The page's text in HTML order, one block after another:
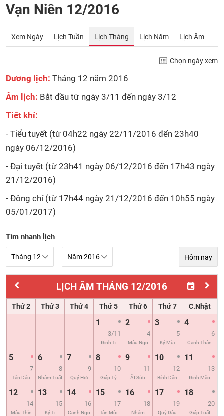
Vạn Niên 12/2016
Xem Ngày Lịch Tuần Lịch Tháng Lịch Năm Lịch Âm
Chọn ngày xem
Dương lịch: Tháng 12 năm 2016
Âm lịch: Bắt đầu từ ngày 3/11 đến ngày 3/12
Tiết khí:
- Tiểu tuyết (từ 04h22 ngày 22/11/2016 đến 23h40
ngày 06/12/2016)
- Đại tuyết (từ 23h41 ngày 06/12/2016 đến 17h43 ngày
21/12/2016)
- Đông chí (từ 17h44 ngày 21/12/2016 đến 10h55 ngày
05/01/2017)
Tìm nhanh lịch
Hôm nay
LỊCH ÂM THÁNG 12/2016
Thứ 2 Thứ 3 Thứ 4 Thứ 5 Thứ 6 Thứ 7 C.Nhật
1
3/11
Đinh Tị
2
4
Mậu Ngọ
3
5
Kỷ Mùi
4
6
Canh Thân
5
7
Tân Dậu
6
8
Nhâm Tuất
7
9
Quý Hợi
8
10
Giáp Tý
9
11
Ất Sửu
10
12
Bính Dần
11
13
Đinh Mão
12
14
Mậu Thìn
13
15
Kỷ Tị
14
16
Canh Ngọ
15
17
Tân Mùi
16
18
Nhâm
17
19
Quý Dậu
18
20
Giáp Tuất